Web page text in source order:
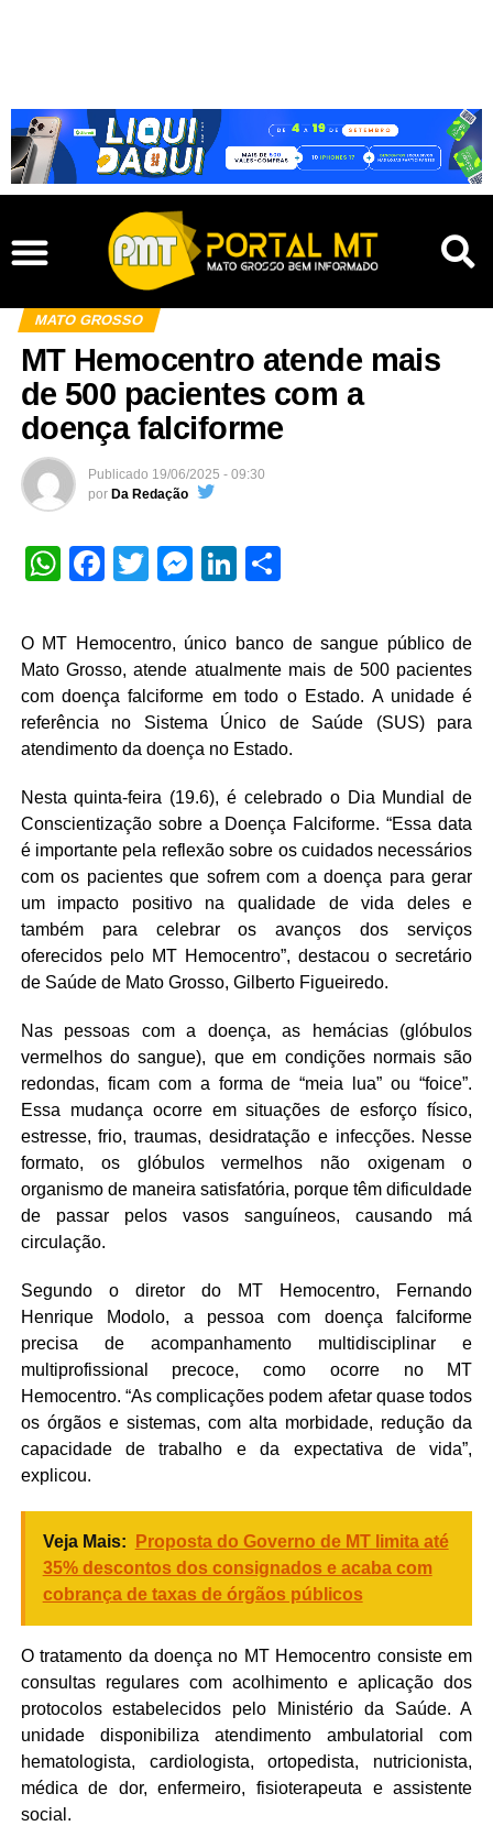
MATO GROSSO
MT Hemocentro atende mais
de 500 pacientes com a
doença falciforme
Publicado 19/06/2025 - 09:30
por Da Redação
WhatsApp
Facebook
TwitterMessenger
LinkedIn
O MT Hemocentro, único banco de sangue público de
Mato Grosso, atende atualmente mais de 500 pacientes
com doença falciforme em todo o Estado. A unidade é
referência no Sistema Único de Saúde (SUS) para
atendimento da doença no Estado.
Nesta quinta-feira (19.6), é celebrado o Dia Mundial de
Conscientização sobre a Doença Falciforme. “Essa data
é importante pela reflexão sobre os cuidados necessários
com os pacientes que sofrem com a doença para gerar
um impacto positivo na qualidade de vida deles e
também para celebrar os avanços dos serviços
oferecidos pelo MT Hemocentro”, destacou o secretário
de Saúde de Mato Grosso, Gilberto Figueiredo.
Nas pessoas com a doença, as hemácias (glóbulos
vermelhos do sangue), que em condições normais são
redondas, ficam com a forma de “meia lua” ou “foice”.
Essa mudança ocorre em situações de esforço físico,
estresse, frio, traumas, desidratação e infecções. Nesse
formato, os glóbulos vermelhos não oxigenam o
organismo de maneira satisfatória, porque têm dificuldade
de passar pelos vasos sanguíneos, causando má
circulação.
Segundo o diretor do MT Hemocentro, Fernando
Henrique Modolo, a pessoa com doença falciforme
precisa de acompanhamento multidisciplinar e
multiprofissional precoce, como ocorre no MT
Hemocentro. “As complicações podem afetar quase todos
os órgãos e sistemas, com alta morbidade, redução da
capacidade de trabalho e da expectativa de vida”,
explicou.
Veja Mais:
Proposta do Governo de MT limita até
35% descontos dos consignados e acaba com
cobrança de taxas de órgãos públicos
O tratamento da doença no MT Hemocentro consiste em
consultas regulares com acolhimento e aplicação dos
protocolos estabelecidos pelo Ministério da Saúde. A
unidade disponibiliza atendimento ambulatorial com
hematologista, cardiologista, ortopedista, nutricionista,
médica de dor, enfermeiro, fisioterapeuta e assistente
social.